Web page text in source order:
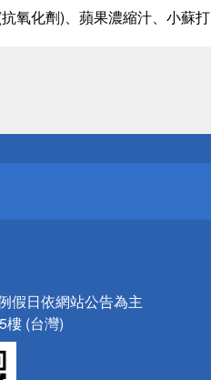
氧化劑)、蘋果濃縮汁、小蘇打
假日依網站公告為主
樓 (台灣)